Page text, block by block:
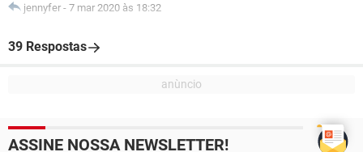
jennyfer - 7 mar 2020 às 18:32
39 Respostas
ASSINE NOSSA NEWSLETTER!